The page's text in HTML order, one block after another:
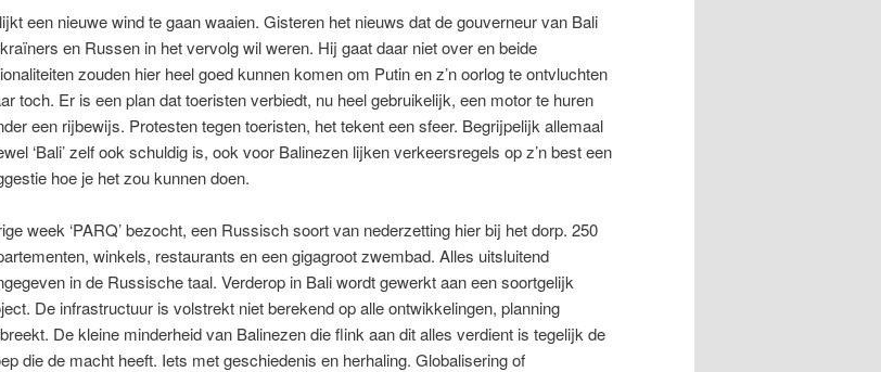
een nieuwe wind te gaan waaien. Gisteren het nieuws dat de gouverneur van Bali
en Russen in het vervolg wil weren. Hij gaat daar niet over en beide
zouden hier heel goed kunnen komen om Putin en z’n oorlog te ontvluchten
toch. Er is een plan dat toeristen verbiedt, nu heel gebruikelijk, een motor te huren
een rijbewijs. Protesten tegen toeristen, het tekent een sfeer. Begrijpelijk allemaal
‘Bali’ zelf ook schuldig is, ook voor Balinezen lijken verkeersregels op z’n best een
hoe je het zou kunnen doen.
week ‘PARQ’ bezocht, een Russisch soort van nederzetting hier bij het dorp. 250
winkels, restaurants en een gigagroot zwembad. Alles uitsluitend
in de Russische taal. Verderop in Bali wordt gewerkt aan een soortgelijk
De infrastructuur is volstrekt niet berekend op alle ontwikkelingen, planning
De kleine minderheid van Balinezen die flink aan dit alles verdient is tegelijk de
die de macht heeft. Iets met geschiedenis en herhaling. Globalisering of